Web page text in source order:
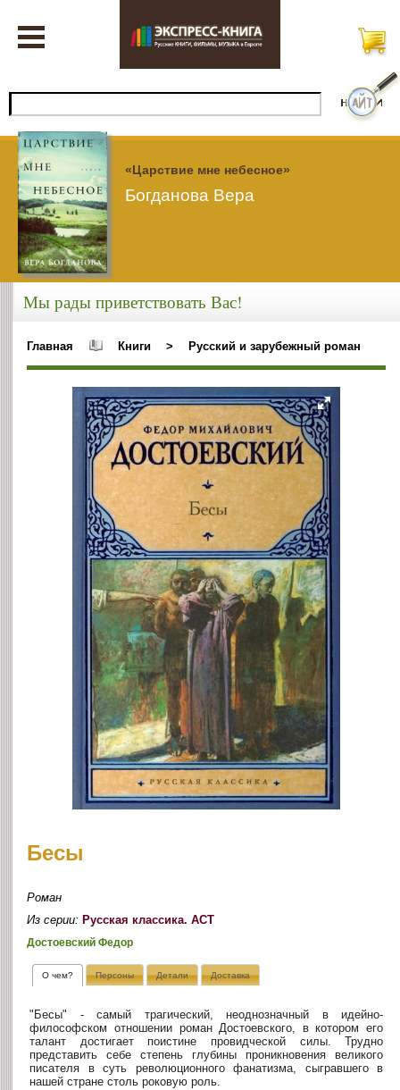
«Царствие мне небесное»
Богданова Вера
Мы рады приветствовать Вас!
Главная Книги > Русский и зарубежный роман
Бесы
Роман
Из серии: Русская классика. АСТ
Достоевский Федор
О чем? Персоны Детали Доставка
"Бесы" - самый трагический, неоднозначный в идейно-
философском отношении роман Достоевского, в котором его
талант достигает поистине провидческой силы. Трудно
представить себе степень глубины проникновения великого
писателя в суть революционного фанатизма, сыгравшего в
нашей стране столь роковую роль.